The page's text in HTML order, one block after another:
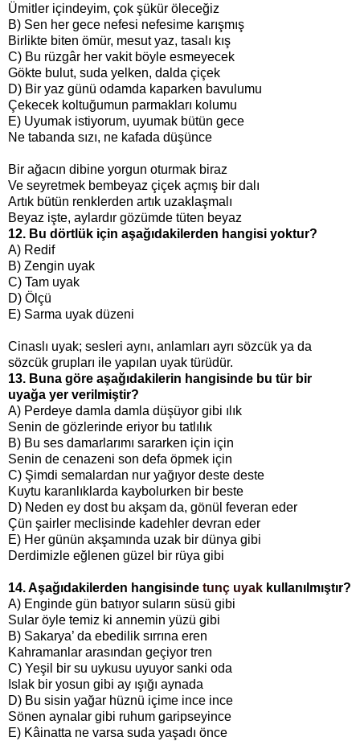
Ümitler içindeyim, çok şükür öleceğiz
B) Sen her gece nefesi nefesime karışmış
Birlikte biten ömür, mesut yaz, tasalı kış
C) Bu rüzgâr her vakit böyle esmeyecek
Gökte bulut, suda yelken, dalda çiçek
D) Bir yaz günü odamda kaparken bavulumu
Çekecek koltuğumun parmakları kolumu
E) Uyumak istiyorum, uyumak bütün gece
Ne tabanda sızı, ne kafada düşünce
Bir ağacın dibine yorgun oturmak biraz
Ve seyretmek bembeyaz çiçek açmış bir dalı
Artık bütün renklerden artık uzaklaşmalı
Beyaz işte, aylardır gözümde tüten beyaz
12. Bu dörtlük için aşağıdakilerden hangisi yoktur?
A) Redif
B) Zengin uyak
C) Tam uyak
D) Ölçü
E) Sarma uyak düzeni
Cinaslı uyak; sesleri aynı, anlamları ayrı sözcük ya da
sözcük grupları ile yapılan uyak türüdür.
13. Buna göre aşağıdakilerin hangisinde bu tür bir
uyağa yer verilmiştir?
A) Perdeye damla damla düşüyor gibi ılık
Senin de gözlerinde eriyor bu tatlılık
B) Bu ses damarlarımı sararken için için
Senin de cenazeni son defa öpmek için
C) Şimdi semalardan nur yağıyor deste deste
Kuytu karanlıklarda kaybolurken bir beste
D) Neden ey dost bu akşam da, gönül feveran eder
Çün şairler meclisinde kadehler devran eder
E) Her günün akşamında uzak bir dünya gibi
Derdimizle eğlenen güzel bir rüya gibi
14. Aşağıdakilerden hangisinde tunç uyak kullanılmıştır?
A) Enginde gün batıyor suların süsü gibi
Sular öyle temiz ki annemin yüzü gibi
B) Sakarya’ da ebedilik sırrına eren
Kahramanlar arasından geçiyor tren
C) Yeşil bir su uykusu uyuyor sanki oda
Islak bir yosun gibi ay ışığı aynada
D) Bu sisin yağar hüznü içime ince ince
Sönen aynalar gibi ruhum garipseyince
E) Kâinatta ne varsa suda yaşadı önce